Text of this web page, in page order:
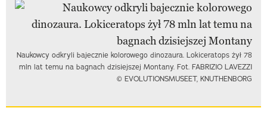
Naukowcy odkryli bajecznie kolorowego dinozaura. Lokiceratops żył 78
mln lat temu na bagnach dzisiejszej Montany. Fot. FABRIZIO LAVEZZI
© EVOLUTIONSMUSEET, KNUTHENBORG